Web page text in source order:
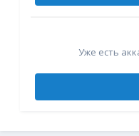
Уже есть